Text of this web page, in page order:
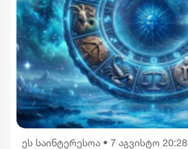
ეს საინტერესოა • 7 აგვისტო 20:28